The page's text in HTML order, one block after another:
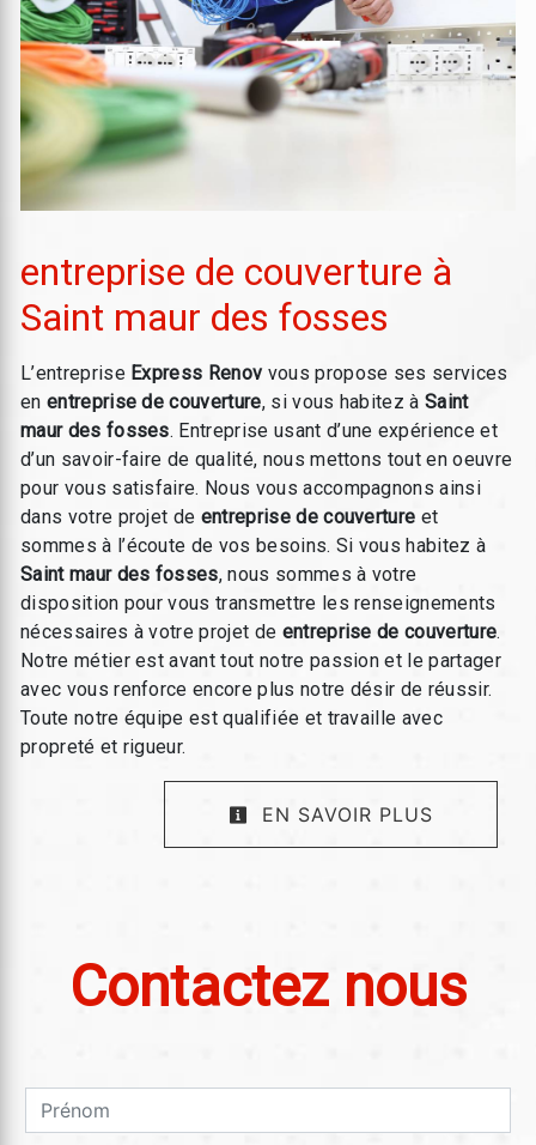
entreprise de couverture à
Saint maur des fosses
L’entreprise Express Renov vous propose ses services
en entreprise de couverture, si vous habitez àSaint
maur des fosses. Entreprise usant d’une expérience et
d’un savoir-faire de qualité, nous mettons tout en oeuvre
pour vous satisfaire. Nous vous accompagnons ainsi
dans votre projet de entreprise de couverture et
sommes à l’écoute de vos besoins. Si vous habitez à
Saint maur des fosses, nous sommes à votre
disposition pour vous transmettre les renseignements
nécessaires à votre projet de entreprise de couverture.
Notre métier est avant tout notre passion et le partager
avec vous renforce encore plus notre désir de réussir.
Toute notre équipe est qualifiée et travaille avec
propreté et rigueur.
EN SAVOIR PLUS
Contactez nous